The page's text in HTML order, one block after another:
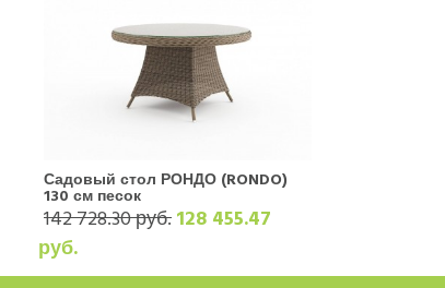
Садовый стол РОНДО (RONDO)
130 см песок
142 728.30 руб.128 455.47
руб.